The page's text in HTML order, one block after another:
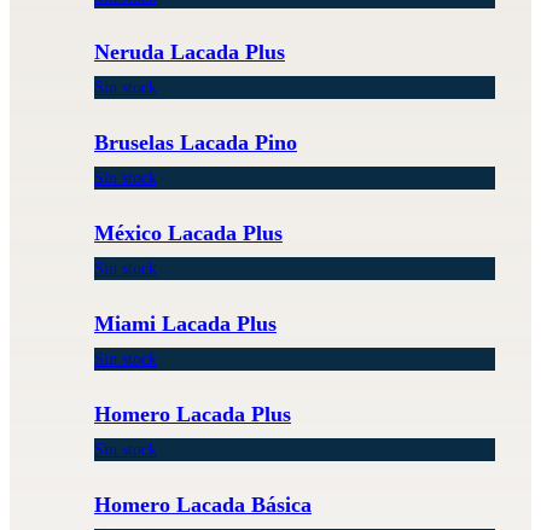
Neruda Lacada Plus
Sin stock
Bruselas Lacada Pino
Sin stock
México Lacada Plus
Sin stock
Miami Lacada Plus
Sin stock
Homero Lacada Plus
Sin stock
Homero Lacada Básica